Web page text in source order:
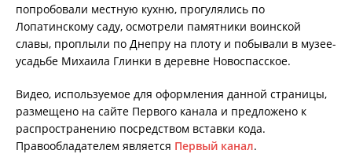
попробовали местную кухню, прогулялись по
Лопатинскому саду, осмотрели памятники воинской
славы, проплыли по Днепру на плоту и побывали в музее-
усадьбе Михаила Глинки в деревне Новоспасское.
Видео, используемое для оформления данной страницы,
размещено на сайте Первого канала и предложено к
распространению посредством вставки кода.
Правообладателем является Первый канал.